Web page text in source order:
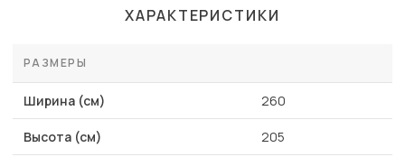
ХАРАКТЕРИСТИКИ
РАЗМЕРЫ
Ширина (см) 260
Высота (см) 205